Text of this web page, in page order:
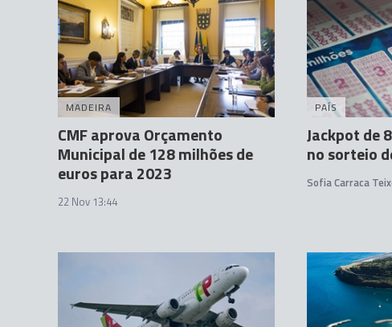
MADEIRA
CMF aprova Orçamento
Municipal de 128 milhões de
euros para 2023
22 Nov 13:44
PAÍS
Jackpot de
no sorteio
Sofia Carraca